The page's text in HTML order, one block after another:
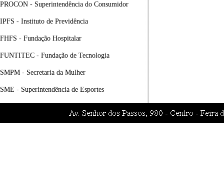
PROCON - Superintendência do Consumidor
IPFS - Instituto de Previdência
FHFS - Fundação Hospitalar
FUNTITEC - Fundação de Tecnologia
SMPM - Secretaria da Mulher
SME - Superintendência de Esportes